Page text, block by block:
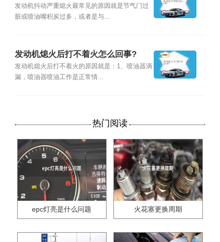
发动机抖动严重熄火最常见的原因就是节气门过
脏或喷油嘴积炭过多，或者是与...
发动机熄火后打不着火怎么回事?
发动机熄火后打不着火的原因就是：1、喷油器滴
漏，喷油器喷油工作是正常情...
热门阅读
epc灯亮是什么问题 火花塞更换周期